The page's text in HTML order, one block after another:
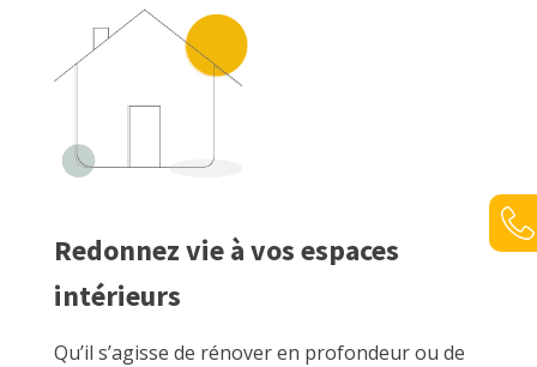
Redonnez vie à vos espaces
intérieurs
Qu’il s’agisse de rénover en profondeur ou de